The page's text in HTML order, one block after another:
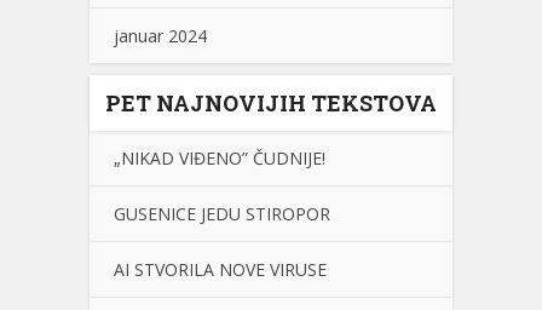
januar 2024
PET NAJNOVIJIH TEKSTOVA
„NIKAD VIĐENO” ČUDNIJE!
GUSENICE JEDU STIROPOR
AI STVORILA NOVE VIRUSE